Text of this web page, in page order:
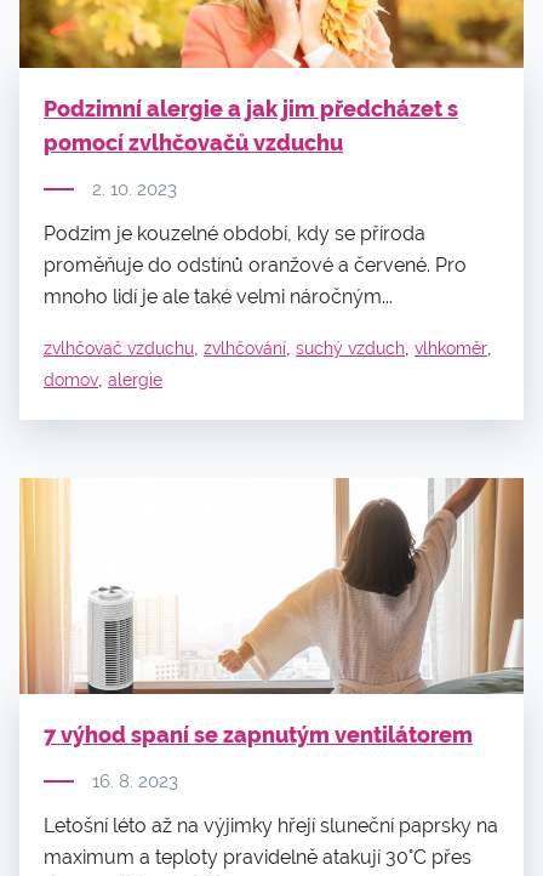
Podzimní alergie a jak jim předcházet s
pomocí zvlhčovačů vzduchu
2. 10. 2023
Podzim je kouzelné období, kdy se příroda
proměňuje do odstínů oranžové a červené. Pro
mnoho lidí je ale také velmi náročným...
zvlhčovač vzduchu, zvlhčování, suchý vzduch, vlhkoměr,
domov, alergie
7 výhod spaní se zapnutým ventilátorem
16. 8. 2023
Letošní léto až na výjimky hřejí sluneční paprsky na
maximum a teploty pravidelně atakují 30°C přes